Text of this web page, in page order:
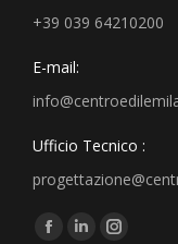
+39 039 64210200
E-mail:
Ufficio Tecnico :
Find us on: